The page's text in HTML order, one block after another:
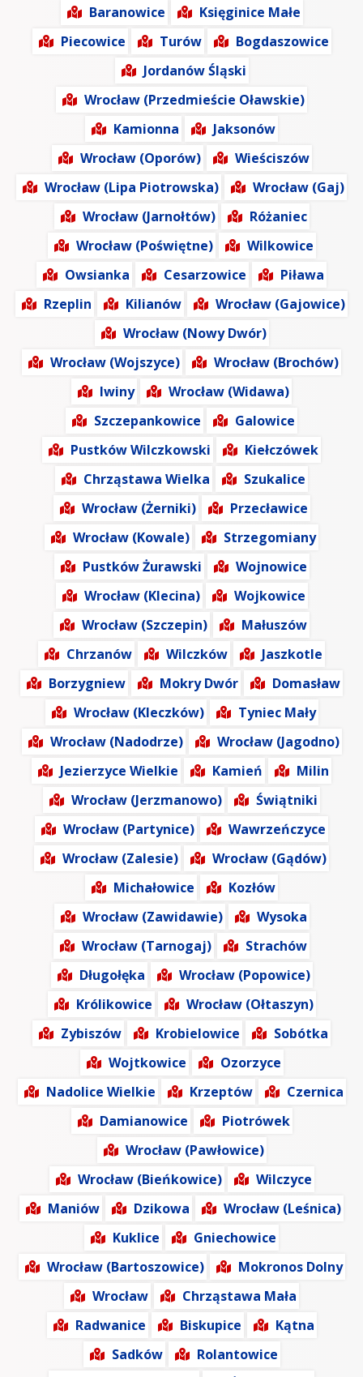
Baranowice
Księginice Małe
Piecowice
Turów
Bogdaszowice
Jordanów Śląski
Wrocław (Przedmieście Oławskie)
Kamionna
Jaksonów
Wrocław (Oporów)
Wieściszów
Wrocław (Lipa Piotrowska)
Wrocław (Gaj)
Wrocław (Jarnołtów)
Różaniec
Wrocław (Poświętne)
Wilkowice
Owsianka
Cesarzowice
Piława
Rzeplin
Kilianów
Wrocław (Gajowice)
Wrocław (Nowy Dwór)
Wrocław (Wojszyce)
Wrocław (Brochów)
Iwiny
Wrocław (Widawa)
Szczepankowice
Galowice
Pustków Wilczkowski
Kiełczówek
Chrząstawa Wielka
Szukalice
Wrocław (Żerniki)
Przecławice
Wrocław (Kowale)
Strzegomiany
Pustków Żurawski
Wojnowice
Wrocław (Klecina)
Wojkowice
Wrocław (Szczepin)
Małuszów
Chrzanów
Wilczków
Jaszkotle
Borzygniew
Mokry Dwór
Domasław
Wrocław (Kleczków)
Tyniec Mały
Wrocław (Nadodrze)
Wrocław (Jagodno)
Jezierzyce Wielkie
Kamień
Milin
Wrocław (Jerzmanowo)
Świątniki
Wrocław (Partynice)
Wawrzeńczyce
Wrocław (Zalesie)
Wrocław (Gądów)
Michałowice
Kozłów
Wrocław (Zawidawie)
Wysoka
Wrocław (Tarnogaj)
Strachów
Długołęka
Wrocław (Popowice)
Królikowice
Wrocław (Ołtaszyn)
Zybiszów
Krobielowice
Sobótka
Wojtkowice
Ozorzyce
Nadolice Wielkie
Krzeptów
Czernica
Damianowice
Piotrówek
Wrocław (Pawłowice)
Wrocław (Bieńkowice)
Wilczyce
Maniów
Dzikowa
Wrocław (Leśnica)
Kuklice
Gniechowice
Wrocław (Bartoszowice)
Mokronos Dolny
Wrocław
Chrząstawa Mała
Radwanice
Biskupice
Kątna
Sadków
Rolantowice